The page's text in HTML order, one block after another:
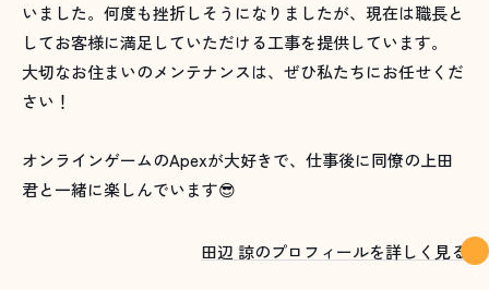
いました。何度も挫折しそうになりましたが、現在は職長と
してお客様に満足していただける工事を提供しています。
大切なお住まいのメンテナンスは、ぜひ私たちにお任せくだ
さい！
オンラインゲームのApexが大好きで、仕事後に同僚の上田
君と一緒に楽しんでいます😎
田辺 諒のプロフィールを詳しく見る